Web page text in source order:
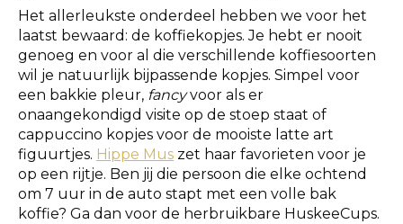
Het allerleukste onderdeel hebben we voor het
laatst bewaard: de koffiekopjes. Je hebt er nooit
genoeg en voor al die verschillende koffiesoorten
wil je natuurlijk bijpassende kopjes. Simpel voor
een bakkie pleur, fancyvoor als er
onaangekondigd visite op de stoep staat of
cappuccino kopjes voor de mooiste latte art
figuurtjes. Hippe Mus zet haar favorieten voor je
op een rijtje. Ben jij die persoon die elke ochtend
om 7 uur in de auto stapt met een volle bak
koffie? Ga dan voor de herbruikbare HuskeeCups.